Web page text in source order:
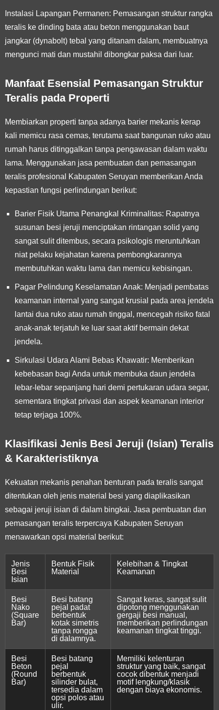
Instalasi Lapangan Permanen: Pemasangan struktur rangka
teralis ke dinding bata atau beton menggunakan baut
jangkar (dynabolt) tebal yang ditanam dalam, membuatnya
mengunci mati dan mustahil dibongkar paksa dari luar.
Manfaat Esensial Pemasangan Struktur
Teralis pada Properti
Membiarkan properti tanpa adanya barier mekanis kerap
kali memicu rasa cemas, terutama saat bangunan ruko atau
rumah harus ditinggalkan tanpa pengawasan dalam waktu
lama. Menggunakan jasa pembuatan dan pemasangan
teralis profesional Kabupaten Seruyan memberikan Anda
kepastian fungsi perlindungan berikut:
Barier Fisik Utama Penangkal Kriminalitas: Rapatnya
susunan besi jeruji menciptakan rintangan solid yang
sangat sulit ditembus, secara psikologis meruntuhkan
niat pelaku kejahatan karena pembongkarannya
membutuhkan waktu lama dan memicu kebisingan.
Pagar Pelindung Keselamatan Anak: Menjadi pembatas
keamanan internal yang sangat krusial pada area jendela
lantai dua ruko atau rumah tinggal, mencegah risiko fatal
anak-anak terjatuh ke luar saat aktif bermain dekat
jendela.
Sirkulasi Udara Alami Bebas Khawatir: Memberikan
kebebasan bagi Anda untuk membuka daun jendela
lebar-lebar sepanjang hari demi pertukaran udara segar,
sementara tingkat privasi dan aspek keamanan interior
tetap terjaga 100%.
Klasifikasi Jenis Besi Jeruji (Isian) Teralis
& Karakteristiknya
Kekuatan mekanis penahan benturan pada teralis sangat
ditentukan oleh jenis material besi yang diaplikasikan
sebagai jeruji isian di dalam bingkai. Jasa pembuatan dan
pemasangan teralis terpercaya Kabupaten Seruyan
menawarkan opsi material berikut:
Jenis
Besi
Isian
Bentuk Fisik
Material
Kelebihan & Tingkat
Keamanan
Besi
Nako
(Square
Bar)
Besi batang
pejal padat
berbentuk
kotak simetris
tanpa rongga
di dalamnya.
Sangat keras, sangat sulit
dipotong menggunakan
gergaji besi manual,
memberikan perlindungan
keamanan tingkat tinggi.
Besi
Beton
(Round
Bar)
Besi batang
pejal
berbentuk
silinder bulat,
tersedia dalam
opsi polos atau
ulir.
Memiliki kelenturan
struktur yang baik, sangat
cocok dibentuk menjadi
motif lengkung/klasik
dengan biaya ekonomis.